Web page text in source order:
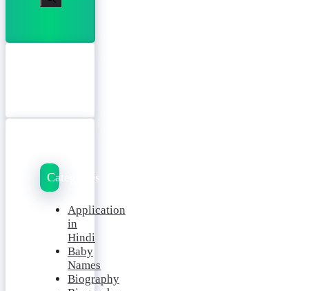
Categories
Application
in
Hindi
Baby
Names
Biography